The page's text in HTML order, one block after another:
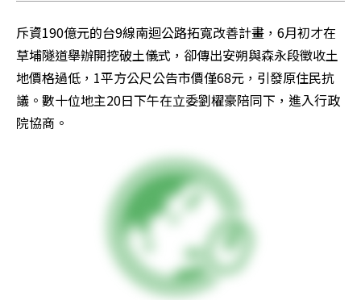
斥資190億元的台9線南迴公路拓寬改善計畫，6月初才在
草埔隧道舉辦開挖破土儀式，卻傳出安朔與森永段徵收土
地價格過低，1平方公尺公告市價僅68元，引發原住民抗
議。數十位地主20日下午在立委劉櫂豪陪同下，進入行政
院協商。